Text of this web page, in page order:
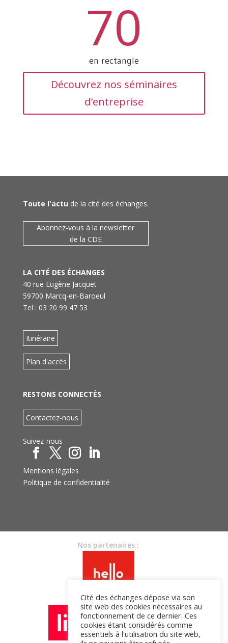
70
en rectangle
Découvrez nos séminaires
d'entreprise
Toute l'actu de la cité des échanges.
Abonnez-vous à la newsletter
de la CDE
LA CITÉ DES ÉCHANGES
40 rue Eugène Jacquet
59700 Marcq-en-Baroeul
Tel : 03 20 99 47 53
Itinéraire
Plan d'accès
RESTONS CONNECTÉS
Contactez-nous
Suivez-nous
Mentions légales
Politique de confidentialité
Nos partenaires :
Cité des échanges dépose via son
site web des cookies nécessaires au
fonctionnement de ce dernier. Ces
cookies étant considérés comme
essentiels à l'utilisation du site web,